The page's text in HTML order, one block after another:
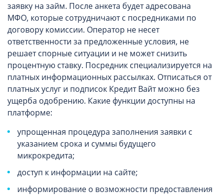
заявку на займ. После анкета будет адресована
МФО, которые сотрудничают с посредниками по
договору комиссии. Оператор не несет
ответственности за предложенные условия, не
решает спорные ситуации и не может снизить
процентную ставку. Посредник специализируется на
платных информационных рассылках. Отписаться от
платных услуг и подписок Кредит Вайт можно без
ущерба одобрению. Какие функции доступны на
платформе:
упрощенная процедура заполнения заявки с
указанием срока и суммы будущего
микрокредита;
доступ к информации на сайте;
информирование о возможности предоставления